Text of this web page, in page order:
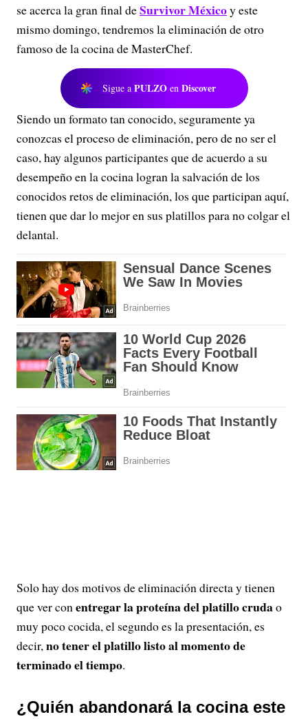
se acerca la gran final deSurvivor Méxicoy este
mismo domingo, tendremos la eliminación de otro
famoso de la cocina de MasterChef.
Sigue a PULZO en Discover
Siendo un formato tan conocido, seguramente ya
conozcas el proceso de eliminación, pero de no ser el
caso, hay algunos participantes que de acuerdo a su
desempeño en la cocina logran la salvación de los
conocidos retos de eliminación, los que participan aquí,
tienen que dar lo mejor en sus platillos para no colgar el
delantal.
Solo hay dos motivos de eliminación directa y tienen
que ver conentregar la proteína del platillo crudao
muy poco cocida, el segundo es la presentación, es
decir,no tener el platillo listo al momento de
terminado el tiempo.
¿Quién abandonará la cocina este